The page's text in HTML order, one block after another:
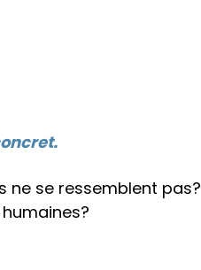
ne se ressemblent pas?